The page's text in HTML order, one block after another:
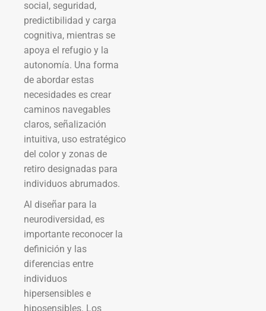
social, seguridad,
predictibilidad y carga
cognitiva, mientras se
apoya el refugio y la
autonomía. Una forma
de abordar estas
necesidades es crear
caminos navegables
claros, señalización
intuitiva, uso estratégico
del color y zonas de
retiro designadas para
individuos abrumados.
Al diseñar para la
neurodiversidad, es
importante reconocer la
definición y las
diferencias entre
individuos
hipersensibles e
hiposensibles. Los